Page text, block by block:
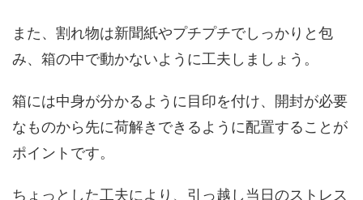
また、割れ物は新聞紙やプチプチでしっかりと包
み、箱の中で動かないように工夫しましょう。
箱には中身が分かるように目印を付け、開封が必要
なものから先に荷解きできるように配置することが
ポイントです。
ちょっとした工夫により、引っ越し当日のストレス